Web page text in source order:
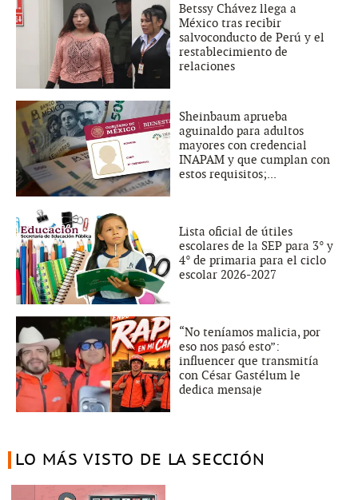
Betssy Chávez llega a
México tras recibir
salvoconducto de Perú y el
restablecimiento de
relaciones
Sheinbaum aprueba
aguinaldo para adultos
mayores con credencial
INAPAM y que cumplan con
estos requisitos;...
Lista oficial de útiles
escolares de la SEP para 3° y
4° de primaria para el ciclo
escolar 2026-2027
“No teníamos malicia, por
eso nos pasó esto”:
influencer que transmitía
con César Gastélum le
dedica mensaje
LO MÁS VISTO DE LA SECCIÓN